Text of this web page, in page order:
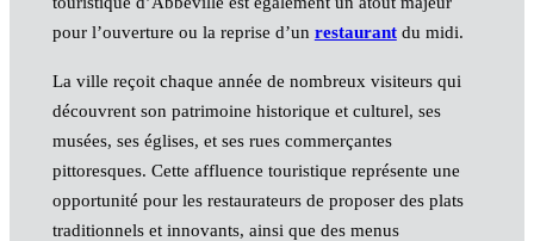
pour l’ouverture ou la reprise d’un restaurantdu midi.
La ville reçoit chaque année de nombreux visiteurs qui
découvrent son patrimoine historique et culturel, ses
musées, ses églises, et ses rues commerçantes
pittoresques. Cette affluence touristique représente une
opportunité pour les restaurateurs de proposer des plats
traditionnels et innovants, ainsi que des menus